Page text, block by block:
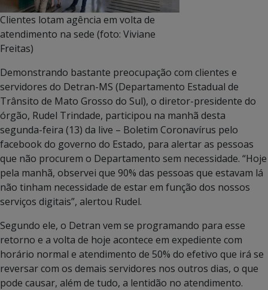
Clientes lotam agência em volta de
atendimento na sede (foto: Viviane
Freitas)
Demonstrando bastante preocupação com clientes e
servidores do Detran-MS (Departamento Estadual de
Trânsito de Mato Grosso do Sul), o diretor-presidente do
órgão, Rudel Trindade, participou na manhã desta
segunda-feira (13) da live – Boletim Coronavírus pelo
facebook do governo do Estado, para alertar as pessoas
que não procurem o Departamento sem necessidade. “Hoje
pela manhã, observei que 90% das pessoas que estavam lá
não tinham necessidade de estar em função dos nossos
serviços digitais”, alertou Rudel.
Segundo ele, o Detran vem se programando para esse
retorno e a volta de hoje acontece em expediente com
horário normal e atendimento de 50% do efetivo que irá se
reversar com os demais servidores nos outros dias, o que
pode causar, além de tudo, a lentidão no atendimento.